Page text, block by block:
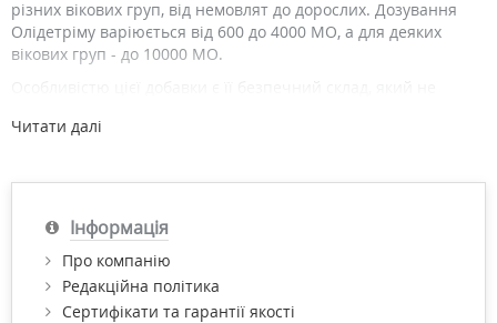
різних вікових груп, від немовлят до дорослих. Дозування
Олідетріму варіюється від 600 до 4000 МО, а для деяких
вікових груп - до 10000 МО.
Олідетрімі, важливий для зміцнення кісток, підтримки
Читати далі
Інформація
Про компанію
Редакційна політика
Сертифікати та гарантії якості